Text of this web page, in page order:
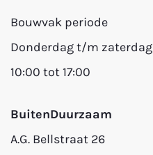
Bouwvak periode
Donderdag t/m zaterdag
10:00 tot 17:00
BuitenDuurzaam
A.G. Bellstraat 26